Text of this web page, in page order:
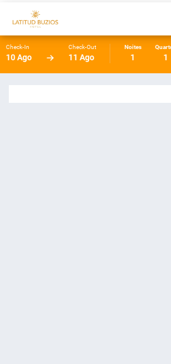
Check-In
10 Ago
Check-Out
11 Ago
Noites
1 1